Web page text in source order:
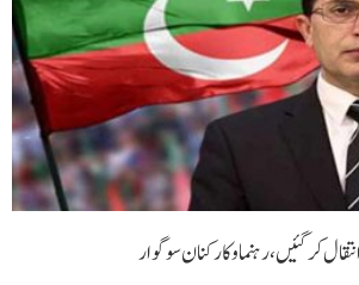
کرگئیں، رہنما و کارکنان سوگوار